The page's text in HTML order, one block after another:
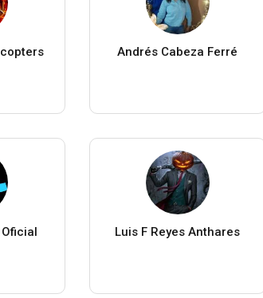
Andrés Cabeza Ferré
Luis F Reyes Anthares